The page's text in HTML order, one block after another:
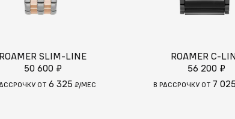
ROAMER SLIM-LINE
50 600 ₽
ОТ 6 325 ₽/МЕС
ROAMER C-
56 200 ₽
В РАССРОЧКУ ОТ 7 025